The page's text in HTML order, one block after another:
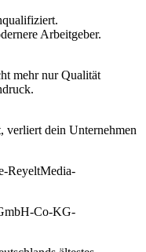
Arbeitgeber.
mehr nur Qualität
verliert dein Unternehmen